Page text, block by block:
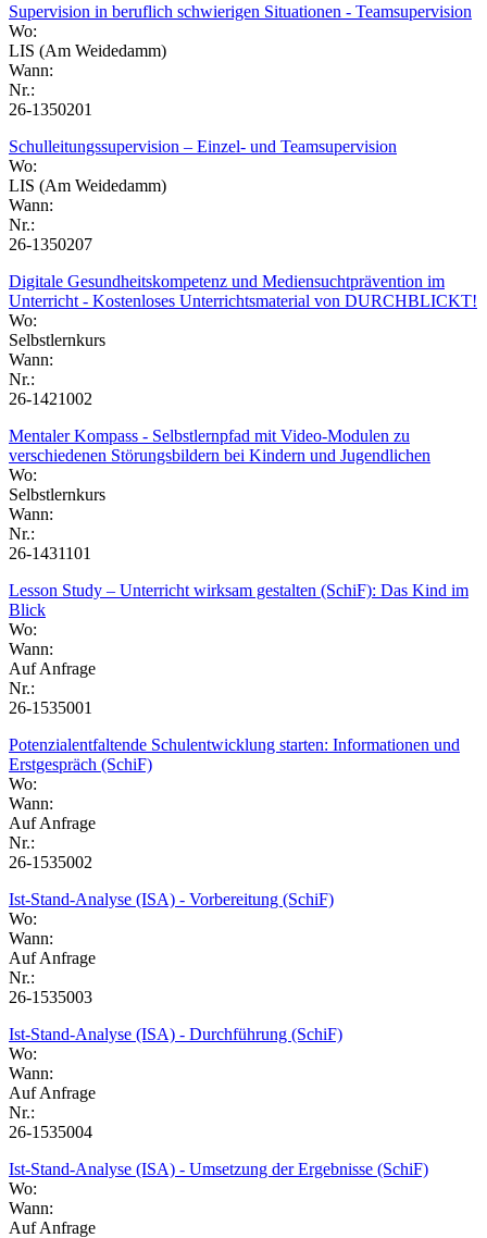
Supervision in beruflich schwierigen Situationen - Teamsupervision
Wo:
LIS (Am Weidedamm)
Wann:
Nr.:
26-1350201
Schulleitungssupervision – Einzel- und Teamsupervision
Wo:
LIS (Am Weidedamm)
Wann:
Nr.:
26-1350207
Digitale Gesundheitskompetenz und Mediensuchtprävention im
Unterricht - Kostenloses Unterrichtsmaterial von DURCHBLICKT!
Wo:
Selbstlernkurs
Wann:
Nr.:
26-1421002
Mentaler Kompass - Selbstlernpfad mit Video-Modulen zu
verschiedenen Störungsbildern bei Kindern und Jugendlichen
Wo:
Selbstlernkurs
Wann:
Nr.:
26-1431101
Lesson Study – Unterricht wirksam gestalten (SchiF): Das Kind im
Blick
Wo:
Wann:
Auf Anfrage
Nr.:
26-1535001
Potenzialentfaltende Schulentwicklung starten: Informationen und
Erstgespräch (SchiF)
Wo:
Wann:
Auf Anfrage
Nr.:
26-1535002
Ist-Stand-Analyse (ISA) - Vorbereitung (SchiF)
Wo:
Wann:
Auf Anfrage
Nr.:
26-1535003
Ist-Stand-Analyse (ISA) - Durchführung (SchiF)
Wo:
Wann:
Auf Anfrage
Nr.:
26-1535004
Ist-Stand-Analyse (ISA) - Umsetzung der Ergebnisse (SchiF)
Wo:
Wann:
Auf Anfrage